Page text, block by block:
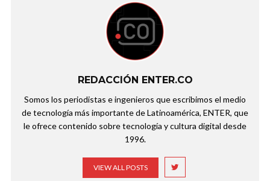
REDACCIÓN ENTER.CO
Somos los periodistas e ingenieros que escribimos el medio
de tecnología más importante de Latinoamérica, ENTER, que
le ofrece contenido sobre tecnología y cultura digital desde
1996.
VIEW ALL POSTS